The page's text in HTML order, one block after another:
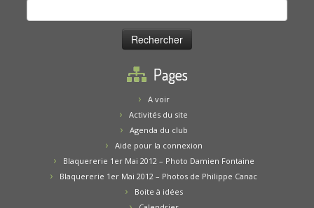
Pages
A voir
Activités du site
Agenda du club
Aide pour la connexion
Blaquererie 1er Mai 2012 – Photo Damien Fontaine
Blaquererie 1er Mai 2012 – Photos de Philippe Canac
Boite à idées